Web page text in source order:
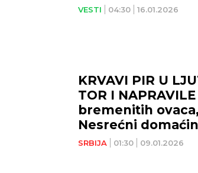
VESTI 04:30 16.01.2026
SRBIJA 01:30 09.01.2026
KRVAVI PIR U
TOR I
bremenitih
Nesrećni
UBIJAJU